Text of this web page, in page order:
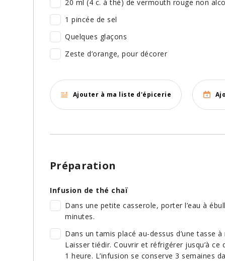
20 ml (4 c. à thé) de vermouth rouge non
1 pincée de sel
Quelques glaçons
Zeste d’orange, pour décorer
Ajouter à ma liste d'épicerie
Préparation
Infusion de thé chaï
Dans une petite casserole, porter l’eau à
minutes.
Dans un tamis placé au-dessus d’une tasse
Laisser tiédir. Couvrir et réfrigérer jusqu’à
1 heure. L’infusion se conserve 3 semaines